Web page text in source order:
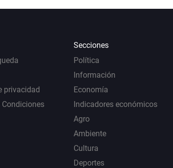
privacidad
Secciones
Política
Información
Economía
Indicadores económicos
Agro
Ambiente
Cultura
Deportes